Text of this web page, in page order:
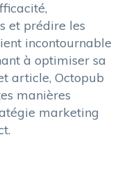
et prédire les
incontournable
à optimiser sa
article, Octopub
manières
marketing